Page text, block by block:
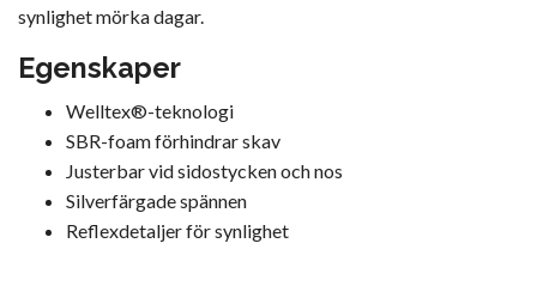
synlighet mörka dagar.
Egenskaper
Welltex®-teknologi
SBR-foam förhindrar skav
Justerbar vid sidostycken och nos
Silverfärgade spännen
Reflexdetaljer för synlighet